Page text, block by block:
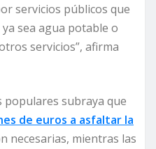
servicios públicos que
sea agua potable o
servicios”, afirma
populares subraya que
de euros a asfaltar la
necesarias, mientras las